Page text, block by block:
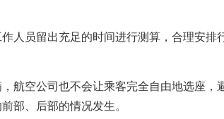
人员留出充足的时间进行测算，合理安排
航空公司也不会让乘客完全自由地选座，
部、后部的情况发生。